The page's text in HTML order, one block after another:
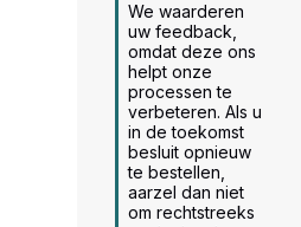
We waarderen
uw feedback,
omdat deze ons
helpt onze
processen te
verbeteren. Als u
in de toekomst
besluit opnieuw
te bestellen,
aarzel dan niet
om rechtstreeks